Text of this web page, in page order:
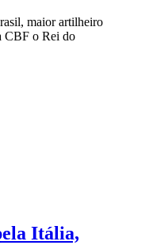
maior artilheiro
CBF o Rei do
Itália,